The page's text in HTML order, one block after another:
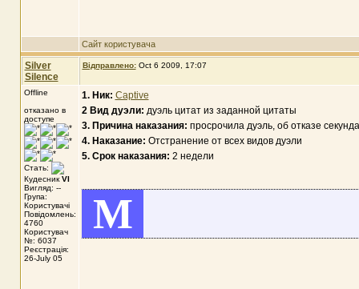
Сайт користувача
Silver
Silence
Відправлено: Oct 6 2009, 17:07
Offline
отказано в
доступе
Стать:
Кудесник VI
Вигляд: --
Група:
Користувачі
Повідомлень:
4760
Користувач
№: 6037
Реєстрація:
26-July 05
1. Ник: Captive
2 Вид дуэли: дуэль цитат из заданной цитаты
3. Причина наказания: просрочила дуэль, об отказе
4. Наказание: Отстранение от всех видов дуэли
5. Срок наказания: 2 недели
M